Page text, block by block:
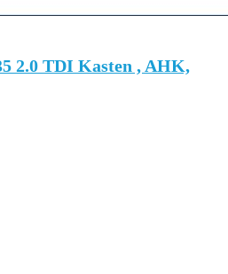
2.0 TDI Kasten , AHK,